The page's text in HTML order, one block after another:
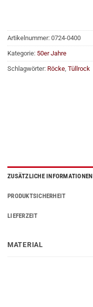
Artikelnummer: 0724-0400
Kategorie: 50er Jahre
Schlagwörter: Röcke, Tüllrock
ZUSÄTZLICHE INFORMATIONEN
PRODUKTSICHERHEIT
LIEFERZEIT
MATERIAL